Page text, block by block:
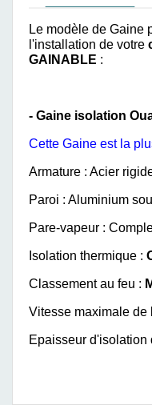
Le modèle de Gaine
l'installation de votre
GAINABLE :
- Gaine isolation
Cette Gaine est la
Armature : Acier
Paroi : Aluminium
Pare-vapeur :
Isolation thermique :
Classement au feu :
Vitesse maximale de
Epaisseur d'isolation